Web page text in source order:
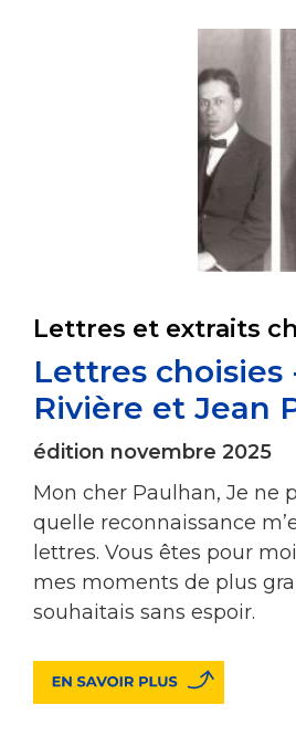
Lettres et extraits
Lettres choisies
Rivière et Jean
édition novembre 2025
Mon cher Paulhan, Je ne
quelle reconnaissance
lettres. Vous êtes pour
mes moments de plus
souhaitais sans espoir.